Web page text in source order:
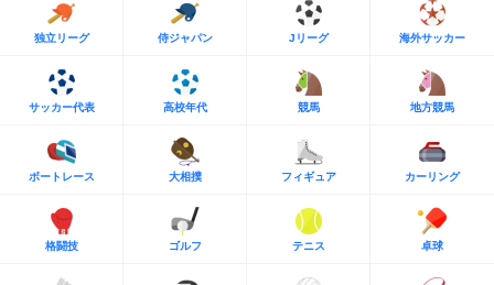
独立リーグ 侍ジャパン Jリーグ 海外サッカー
サッカー代表 高校年代 競馬 地方競馬
ボートレース 大相撲 フィギュア カーリング
格闘技 ゴルフ テニス 卓球